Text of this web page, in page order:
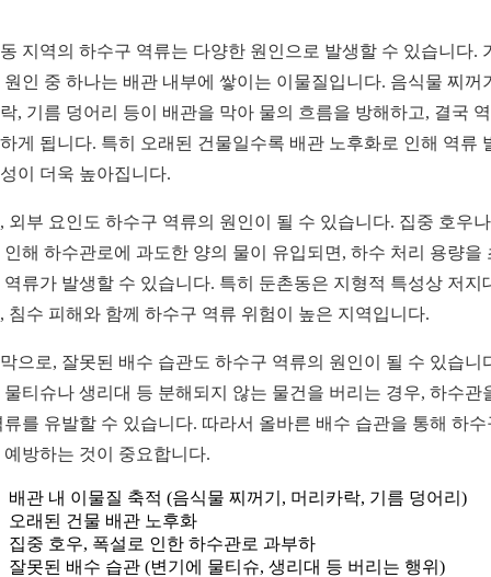
지역의 하수구 역류는 다양한 원인으로 발생할 수 있습니다.
원인 중 하나는 배관 내부에 쌓이는 이물질입니다. 음식물 찌꺼
, 기름 덩어리 등이 배관을 막아 물의 흐름을 방해하고, 결국
게 됩니다. 특히 오래된 건물일수록 배관 노후화로 인해 역류
이 더욱 높아집니다.
외부 요인도 하수구 역류의 원인이 될 수 있습니다. 집중 호우
인해 하수관로에 과도한 양의 물이 유입되면, 하수 처리 용량을
역류가 발생할 수 있습니다. 특히 둔촌동은 지형적 특성상 저지
침수 피해와 함께 하수구 역류 위험이 높은 지역입니다.
으로, 잘못된 배수 습관도 하수구 역류의 원인이 될 수 있습니
물티슈나 생리대 등 분해되지 않는 물건을 버리는 경우, 하수관
류를 유발할 수 있습니다. 따라서 올바른 배수 습관을 통해 하수
예방하는 것이 중요합니다.
배관 내 이물질 축적 (음식물 찌꺼기, 머리카락, 기름 덩어리)
오래된 건물 배관 노후화
집중 호우, 폭설로 인한 하수관로 과부하
잘못된 배수 습관 (변기에 물티슈, 생리대 등 버리는 행위)